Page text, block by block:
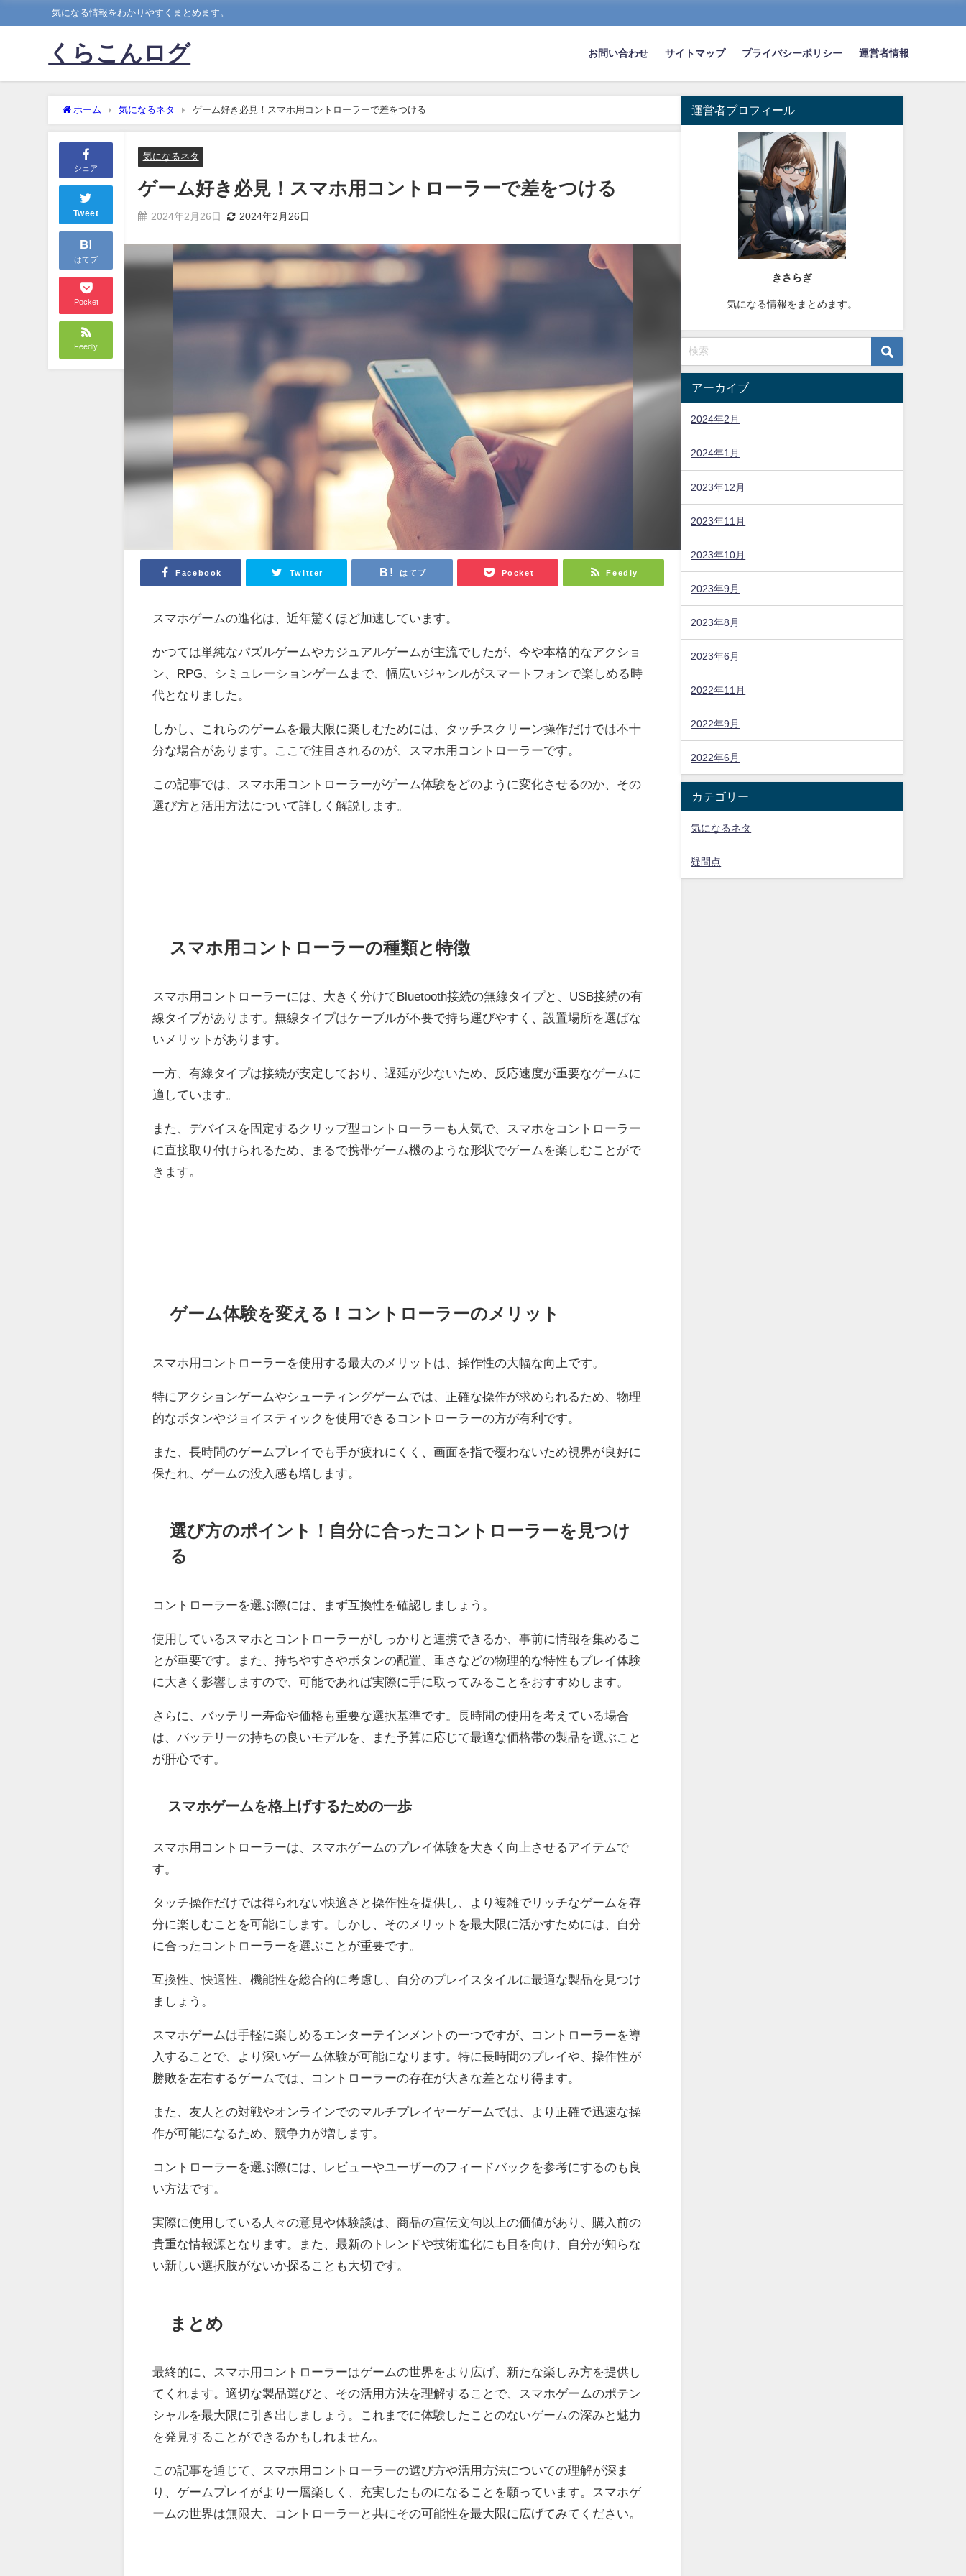
気になる情報をわかりやすくまとめます。
くらこんログ お問い合わせ サイトマップ プライバシーポリシー 運営者情報
ホーム 気になるネタ ゲーム好き必見！スマホ用コントローラーで差をつける
シェア
Tweet
B!
はてブ
Pocket
Feedly
気になるネタ
ゲーム好き必見！スマホ用コントローラーで差をつける
2024年2月26日 2024年2月26日
Facebook Twitter はてブ Pocket Feedly
スマホゲームの進化は、近年驚くほど加速しています。
かつては単純なパズルゲームやカジュアルゲームが主流でしたが、今や本格的なアクショ
ン、RPG、シミュレーションゲームまで、幅広いジャンルがスマートフォンで楽しめる時
代となりました。
しかし、これらのゲームを最大限に楽しむためには、タッチスクリーン操作だけでは不十
分な場合があります。ここで注目されるのが、スマホ用コントローラーです。
この記事では、スマホ用コントローラーがゲーム体験をどのように変化させるのか、その
選び方と活用方法について詳しく解説します。
スマホ用コントローラーの種類と特徴
スマホ用コントローラーには、大きく分けてBluetooth接続の無線タイプと、USB接続の有
線タイプがあります。無線タイプはケーブルが不要で持ち運びやすく、設置場所を選ばな
いメリットがあります。
一方、有線タイプは接続が安定しており、遅延が少ないため、反応速度が重要なゲームに
適しています。
また、デバイスを固定するクリップ型コントローラーも人気で、スマホをコントローラー
に直接取り付けられるため、まるで携帯ゲーム機のような形状でゲームを楽しむことがで
きます。
ゲーム体験を変える！コントローラーのメリット
スマホ用コントローラーを使用する最大のメリットは、操作性の大幅な向上です。
特にアクションゲームやシューティングゲームでは、正確な操作が求められるため、物理
的なボタンやジョイスティックを使用できるコントローラーの方が有利です。
また、長時間のゲームプレイでも手が疲れにくく、画面を指で覆わないため視界が良好に
保たれ、ゲームの没入感も増します。
選び方のポイント！自分に合ったコントローラーを見つけ
る
コントローラーを選ぶ際には、まず互換性を確認しましょう。
使用しているスマホとコントローラーがしっかりと連携できるか、事前に情報を集めるこ
とが重要です。また、持ちやすさやボタンの配置、重さなどの物理的な特性もプレイ体験
に大きく影響しますので、可能であれば実際に手に取ってみることをおすすめします。
さらに、バッテリー寿命や価格も重要な選択基準です。長時間の使用を考えている場合
は、バッテリーの持ちの良いモデルを、また予算に応じて最適な価格帯の製品を選ぶこと
が肝心です。
スマホゲームを格上げするための一歩
スマホ用コントローラーは、スマホゲームのプレイ体験を大きく向上させるアイテムで
す。
タッチ操作だけでは得られない快適さと操作性を提供し、より複雑でリッチなゲームを存
分に楽しむことを可能にします。しかし、そのメリットを最大限に活かすためには、自分
に合ったコントローラーを選ぶことが重要です。
互換性、快適性、機能性を総合的に考慮し、自分のプレイスタイルに最適な製品を見つけ
ましょう。
スマホゲームは手軽に楽しめるエンターテインメントの一つですが、コントローラーを導
入することで、より深いゲーム体験が可能になります。特に長時間のプレイや、操作性が
勝敗を左右するゲームでは、コントローラーの存在が大きな差となり得ます。
また、友人との対戦やオンラインでのマルチプレイヤーゲームでは、より正確で迅速な操
作が可能になるため、競争力が増します。
コントローラーを選ぶ際には、レビューやユーザーのフィードバックを参考にするのも良
い方法です。
実際に使用している人々の意見や体験談は、商品の宣伝文句以上の価値があり、購入前の
貴重な情報源となります。また、最新のトレンドや技術進化にも目を向け、自分が知らな
い新しい選択肢がないか探ることも大切です。
まとめ
最終的に、スマホ用コントローラーはゲームの世界をより広げ、新たな楽しみ方を提供し
てくれます。適切な製品選びと、その活用方法を理解することで、スマホゲームのポテン
シャルを最大限に引き出しましょう。これまでに体験したことのないゲームの深みと魅力
を発見することができるかもしれません。
この記事を通じて、スマホ用コントローラーの選び方や活用方法についての理解が深ま
り、ゲームプレイがより一層楽しく、充実したものになることを願っています。スマホゲ
ームの世界は無限大、コントローラーと共にその可能性を最大限に広げてみてください。
運営者プロフィール
きさらぎ
気になる情報をまとめます。
アーカイブ
2024年2月
2024年1月
2023年12月
2023年11月
2023年10月
2023年9月
2023年8月
2023年6月
2022年11月
2022年9月
2022年6月
カテゴリー
気になるネタ
疑問点